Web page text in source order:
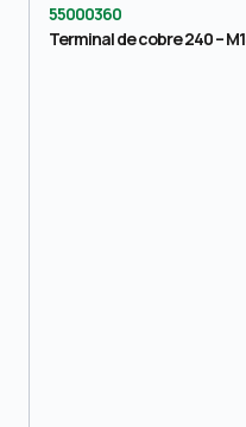
55000360
Terminal de cobre 240 –